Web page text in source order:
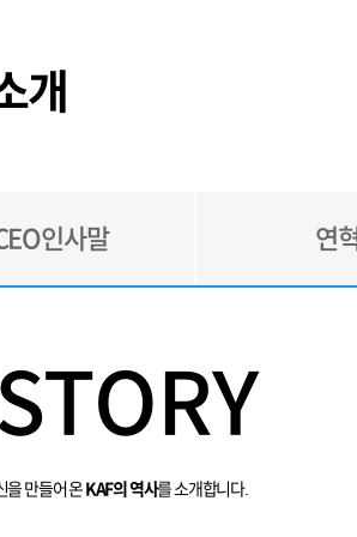
개
인사말 연
을 만들어 온 KAF의 역사를 소개합니다.